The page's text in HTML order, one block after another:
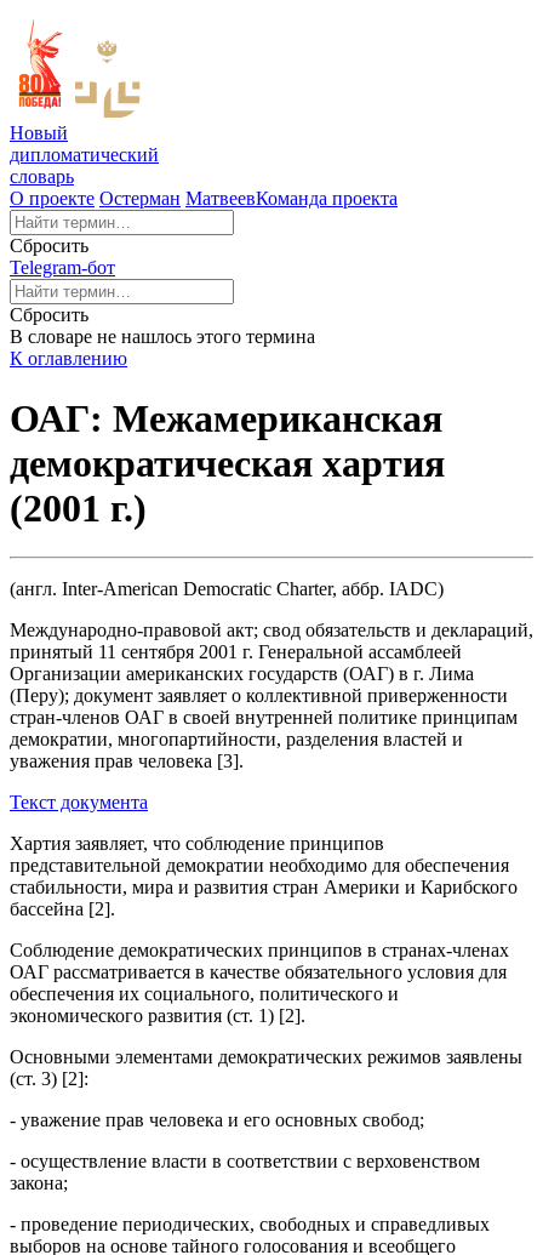
Новый
дипломатический
словарь
О проекте Остерман МатвеевКоманда проекта
Сбросить
Telegram-бот
Сбросить
В словаре не нашлось этого термина
К оглавлению
ОАГ: Межамериканская
демократическая хартия
(2001 г.)
(англ. Inter-American Democratic Charter, аббр. IADC)
Международно-правовой акт; свод обязательств и деклараций,
принятый 11 сентября 2001 г. Генеральной ассамблеей
Организации американских государств (ОАГ) в г. Лима
(Перу); документ заявляет о коллективной приверженности
стран-членов ОАГ в своей внутренней политике принципам
демократии, многопартийности, разделения властей и
уважения прав человека [3].
Текст документа
Хартия заявляет, что соблюдение принципов
представительной демократии необходимо для обеспечения
стабильности, мира и развития стран Америки и Карибского
бассейна [2].
Соблюдение демократических принципов в странах-членах
ОАГ рассматривается в качестве обязательного условия для
обеспечения их социального, политического и
экономического развития (ст. 1) [2].
Основными элементами демократических режимов заявлены
(ст. 3) [2]:
- уважение прав человека и его основных свобод;
- осуществление власти в соответствии с верховенством
закона;
- проведение периодических, свободных и справедливых
выборов на основе тайного голосования и всеобщего